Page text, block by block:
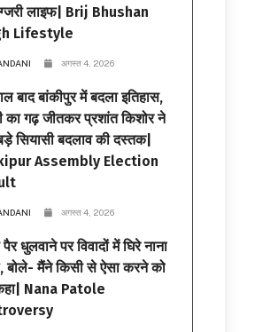
लाइफ| Brij Bhushan
Lifestyle
अगस्त 4, 2026
बाद बांकीपुर में बदला इतिहास,
का गढ़ जीतकर प्रशांत किशोर ने
सियासी बदलाव की दस्तक|
Assembly Election
अगस्त 4, 2026
धुलवाने पर विवादों में घिरे नाना
बोले- मैंने किसी से ऐसा करने को
Nana Patole